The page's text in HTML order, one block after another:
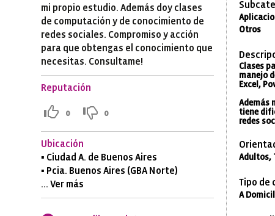
mi propio estudio. Además doy clases
de computación y de conocimiento de
redes sociales. Compromiso y acción
para que obtengas el conocimiento que
necesitas. Consultame!
Reputación
0 0
Ubicación
▪ Ciudad A. de Buenos Aires
▪ Pcia. Buenos Aires (GBA Norte)
... Ver más
Otros
Clases
manejo
Excel,
Además
tiene
redes
Adultos,
Tipo de
A